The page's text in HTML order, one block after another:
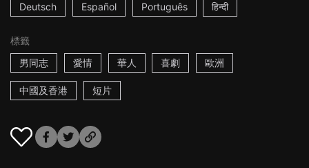
Deutsch Español Português हिन्दी
標籤
男同志
愛情 華人 喜劇 歐洲
中國及香港 短片